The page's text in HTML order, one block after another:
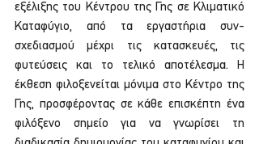
εξέλιξης του Κέντρου της Γης σε Κλιματικό
Καταφύγιο, από τα εργαστήρια συν-
σχεδιασμού μέχρι τις κατασκευές, τις
φυτεύσεις και το τελικό αποτέλεσμα. Η
έκθεση φιλοξενείται μόνιμα στο Κέντρο της
Γης, προσφέροντας σε κάθε επισκέπτη ένα
φιλόξενο σημείο για να γνωρίσει τη